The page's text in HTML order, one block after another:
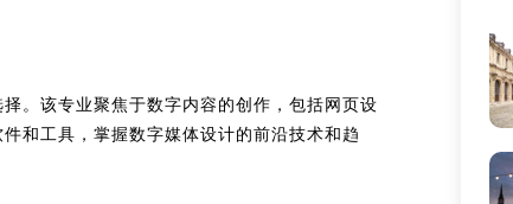
。该专业聚焦于数字内容的创作，包括网页设
和工具，掌握数字媒体设计的前沿技术和趋